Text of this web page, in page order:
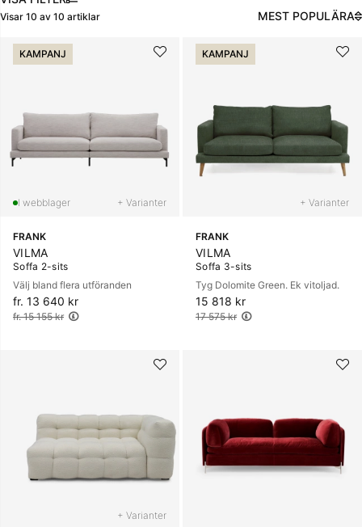
Visar 10 av 10 artiklar MEST POPULÄRA
Produkter
KAMPANJ
+ Varianter
FRANK
VILMA
Soffa 2-sits
Välj bland flera utföranden
fr. 13 640 kr
Ordinarie pris:
fr. 15 155 kr
KAMPANJ
+ Varianter
FRANK
VILMA
Soffa 3-sits
Tyg Dolomite Green. Ek vitoljad.
15 818 kr
Ordinarie pris:
17 575 kr
+ Varianter